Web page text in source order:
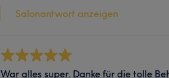
Salonantwort anzeigen
War alles super. Danke für die tolle